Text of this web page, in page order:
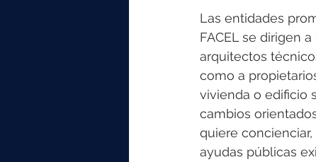
Las entidades
FACEL se dirigen
arquitectos
como a
vivienda o edificio
cambios
quiere
ayudas públicas